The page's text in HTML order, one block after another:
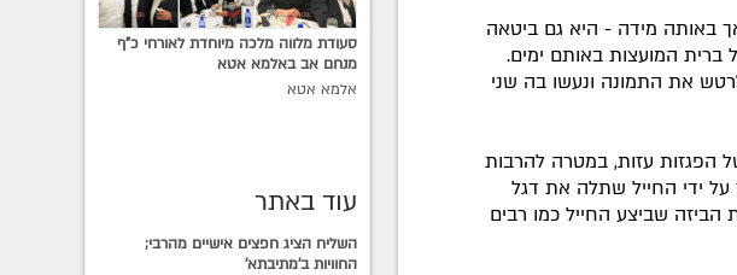
באותה מידה - היא גם ביטאה
ברית המועצות באותם ימים.
את התמונה ונעשו בה שני
הפגזות עזות, במטרה להרבות
על ידי החייל שתלה את דגל
הביזה שביצע החייל כמו רבים
סעודת מלווה מלכה מיוחדת לאורחי כ"ף
מנחם אב באלמא אטא
אלמא אטא
עוד באתר
השליח הציג חפצים אישיים מהרבי;
החוויות ב'מתיבתא'